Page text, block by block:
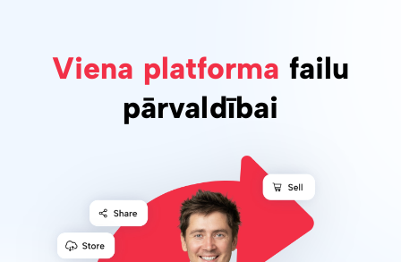
Viena platforma failu
pārvaldībai